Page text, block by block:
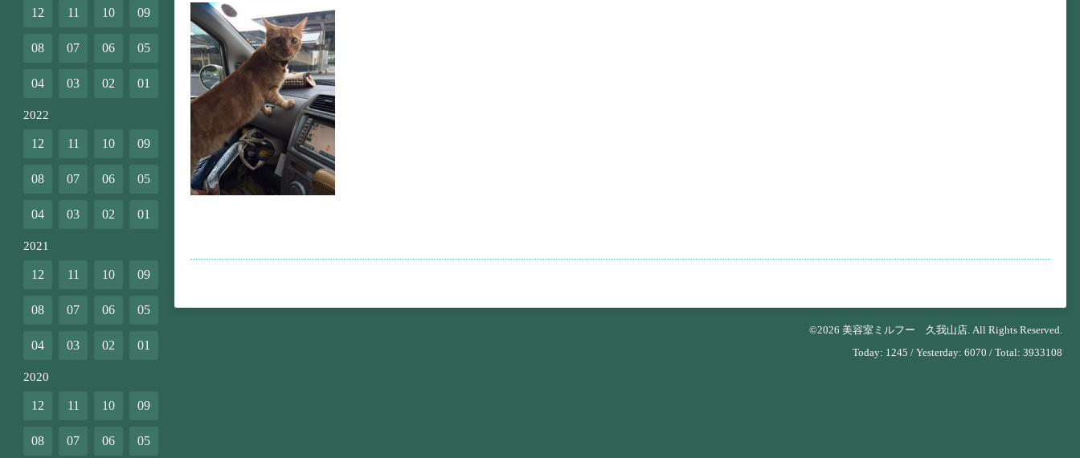
©2026 美容室ミルフー 久我山店. All Rights Reserved.
Today: 1245 / Yesterday: 6070 / Total: 3933108
12 11 10 09
08 07 06 05
04 03 02 01
2022
12 11 10 09
08 07 06 05
04 03 02 01
2021
12 11 10 09
08 07 06 05
04 03 02 01
2020
12 11 10 09
08 07 06 05